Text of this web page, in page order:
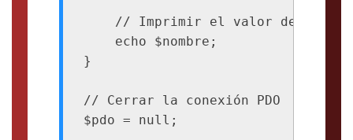
// Imprimir el valor de la
    echo $nombre;
}
// Cerrar la conexión PDO
$pdo = null;